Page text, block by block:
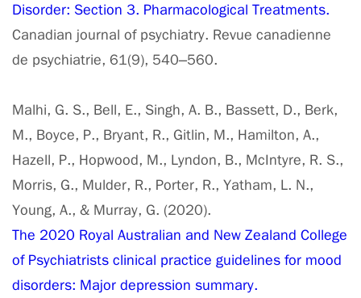
Disorder: Section 3. Pharmacological Treatments.
Canadian journal of psychiatry. Revue canadienne
de psychiatrie, 61(9), 540–560.
Malhi, G. S., Bell, E., Singh, A. B., Bassett, D., Berk,
M., Boyce, P., Bryant, R., Gitlin, M., Hamilton, A.,
Hazell, P., Hopwood, M., Lyndon, B., McIntyre, R. S.,
Morris, G., Mulder, R., Porter, R., Yatham, L. N.,
Young, A., & Murray, G. (2020).
The 2020 Royal Australian and New Zealand College
of Psychiatrists clinical practice guidelines for mood
disorders: Major depression summary.